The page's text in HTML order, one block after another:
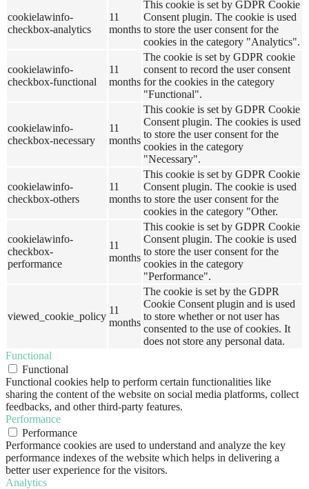
cookielawinfo-
checkbox-analytics
11
months
This cookie is set by GDPR Cookie
Consent plugin. The cookie is used
to store the user consent for the
cookies in the category "Analytics".
cookielawinfo-
checkbox-functional
11
months
The cookie is set by GDPR cookie
consent to record the user consent
for the cookies in the category
"Functional".
cookielawinfo-
checkbox-necessary
11
months
This cookie is set by GDPR Cookie
Consent plugin. The cookies is used
to store the user consent for the
cookies in the category
"Necessary".
cookielawinfo-
checkbox-others
11
months
This cookie is set by GDPR Cookie
Consent plugin. The cookie is used
to store the user consent for the
cookies in the category "Other.
cookielawinfo-
checkbox-
performance
11
months
This cookie is set by GDPR Cookie
Consent plugin. The cookie is used
to store the user consent for the
cookies in the category
"Performance".
viewed_cookie_policy
11
months
The cookie is set by the GDPR
Cookie Consent plugin and is used
to store whether or not user has
consented to the use of cookies. It
does not store any personal data.
Functional
Functional
Functional cookies help to perform certain functionalities like
sharing the content of the website on social media platforms, collect
feedbacks, and other third-party features.
Performance
Performance
Performance cookies are used to understand and analyze the key
performance indexes of the website which helps in delivering a
better user experience for the visitors.
Analytics